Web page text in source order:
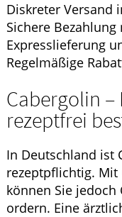
Diskreter Versand
Sichere Bezahlung
Expresslieferung
Regelmäßige
Cabergolin
rezeptfrei
In Deutschland ist
rezeptpflichtig. Mit
können Sie jedoch
ordern. Eine